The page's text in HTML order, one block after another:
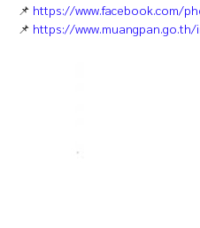
📌 https://www.facebook.com/
📌 https://